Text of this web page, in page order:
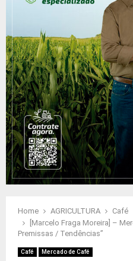
Home AGRICULTURA
Café
[Marcelo Fraga Moreira] –
Premissas / Tendências”
Café Mercado de Café